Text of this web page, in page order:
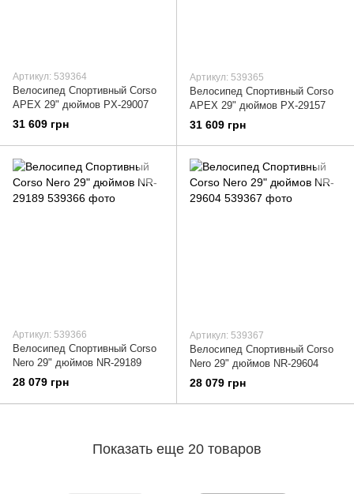
Артикул: 539364
Велосипед Спортивный Corso
APEX 29" дюймов PX-29007
31 609 грн
Артикул: 539365
Велосипед Спортивный Corso
APEX 29" дюймов PX-29157
31 609 грн
Артикул: 539366
Велосипед Спортивный Corso
Nero 29" дюймов NR-29189
28 079 грн
Артикул: 539367
Велосипед Спортивный Corso
Nero 29" дюймов NR-29604
28 079 грн
Показать еще 20 товаров